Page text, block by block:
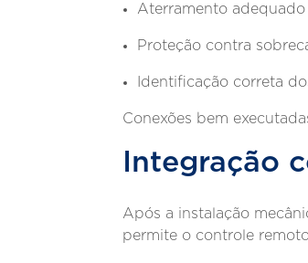
Aterramento
Proteção contra
Identificação correta
Conexões bem
Integração
Após a instalação
permite o controle